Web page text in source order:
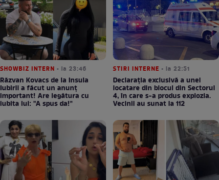
SHOWBIZ INTERN • la 23:46
Răzvan Kovacs de la Insula
Iubirii a făcut un anunț
important! Are legătura cu
iubita lui: "A spus da!"
STIRI INTERNE • la 22:51
Declarația exclusivă a unei
locatare din blocul din Sectorul
4, în care s-a produs explozia.
Vecinii au sunat la 112